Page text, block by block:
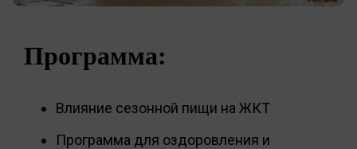
Программа:
Влияние сезонной пищи на ЖКТ
Программа для оздоровления и